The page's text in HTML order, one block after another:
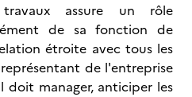
assure un rôle
de sa fonction de
étroite avec tous les
de l'entreprise
doit manager, anticiper les